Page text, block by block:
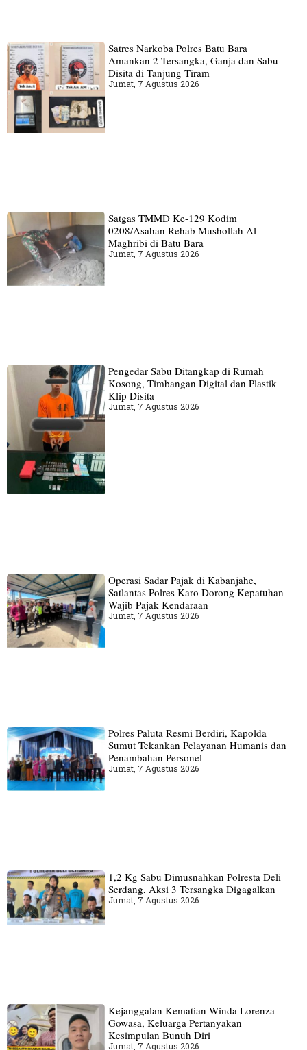
Satres Narkoba Polres Batu Bara
Amankan 2 Tersangka, Ganja dan Sabu
Disita di Tanjung Tiram
Jumat, 7 Agustus 2026
Satgas TMMD Ke-129 Kodim
0208/Asahan Rehab Mushollah Al
Maghribi di Batu Bara
Jumat, 7 Agustus 2026
Pengedar Sabu Ditangkap di Rumah
Kosong, Timbangan Digital dan Plastik
Klip Disita
Jumat, 7 Agustus 2026
Operasi Sadar Pajak di Kabanjahe,
Satlantas Polres Karo Dorong Kepatuhan
Wajib Pajak Kendaraan
Jumat, 7 Agustus 2026
Polres Paluta Resmi Berdiri, Kapolda
Sumut Tekankan Pelayanan Humanis dan
Penambahan Personel
Jumat, 7 Agustus 2026
1,2 Kg Sabu Dimusnahkan Polresta Deli
Serdang, Aksi 3 Tersangka Digagalkan
Jumat, 7 Agustus 2026
Kejanggalan Kematian Winda Lorenza
Gowasa, Keluarga Pertanyakan
Kesimpulan Bunuh Diri
Jumat, 7 Agustus 2026